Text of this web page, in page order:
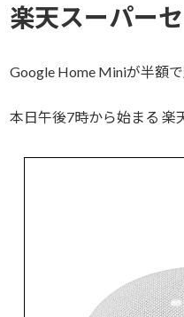
楽天スーパー
Google Home Miniが半額
本日午後7時から始まる 楽